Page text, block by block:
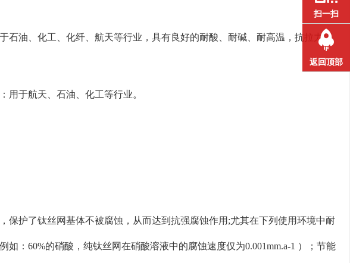
油、化工、化纤、航天等行业，具有良好的耐酸、耐碱、耐高温，抗拉力强
用于航天、石油、化工等行业。
护了钛丝网基体不被腐蚀，从而达到抗强腐蚀作用;尤其在下列使用环境中耐
：60%的硝酸，纯钛丝网在硝酸溶液中的腐蚀速度仅为0.001mm.a-1 ）；节能
扫一扫
返回顶部